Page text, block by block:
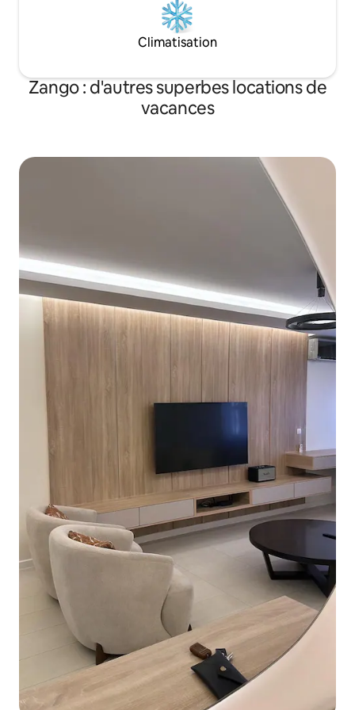
Climatisation
Zango : d'autres superbes locations de
vacances